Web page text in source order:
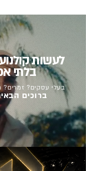
לעשות
בלתי
בעלי עסקים? זמרים?
ברוכים